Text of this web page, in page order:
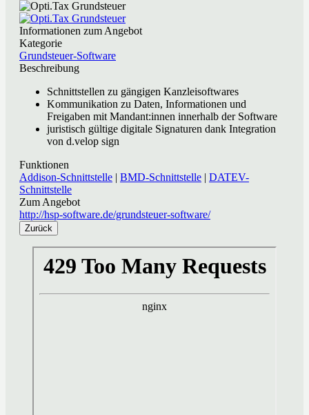
Informationen zum Angebot
Kategorie
Grundsteuer-Software
Beschreibung
Schnittstellen zu gängigen Kanzleisoftwares
Kommunikation zu Daten, Informationen und
Freigaben mit Mandant:innen innerhalb der Software
juristisch gültige digitale Signaturen dank Integration
von d.velop sign
Funktionen
Addison-Schnittstelle | BMD-Schnittstelle | DATEV-
Schnittstelle
Zum Angebot
http://hsp-software.de/grundsteuer-software/
Zurück